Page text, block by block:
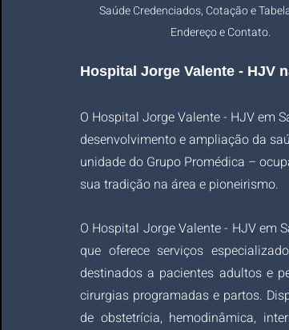
Saúde Credenciados, Cotação e
Endereço e Contato.
Hospital Jorge Valente - HJV
O Hospital Jorge Valente - HJV em
desenvolvimento e ampliação da
unidade do Grupo Promédica –
sua tradição na área e pioneirismo.
O Hospital Jorge Valente - HJV em
que oferece serviços
destinados a pacientes adultos e
cirurgias programadas e partos.
de obstetrícia, hemodinâmica,